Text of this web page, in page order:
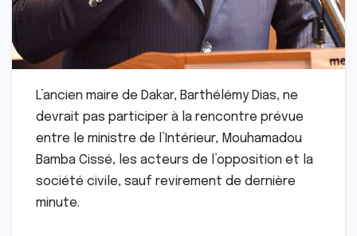
L’ancien maire de Dakar, Barthélémy Dias, ne
devrait pas participer à la rencontre prévue
entre le ministre de l’Intérieur, Mouhamadou
Bamba Cissé, les acteurs de l’opposition et la
société civile, sauf revirement de dernière
minute.